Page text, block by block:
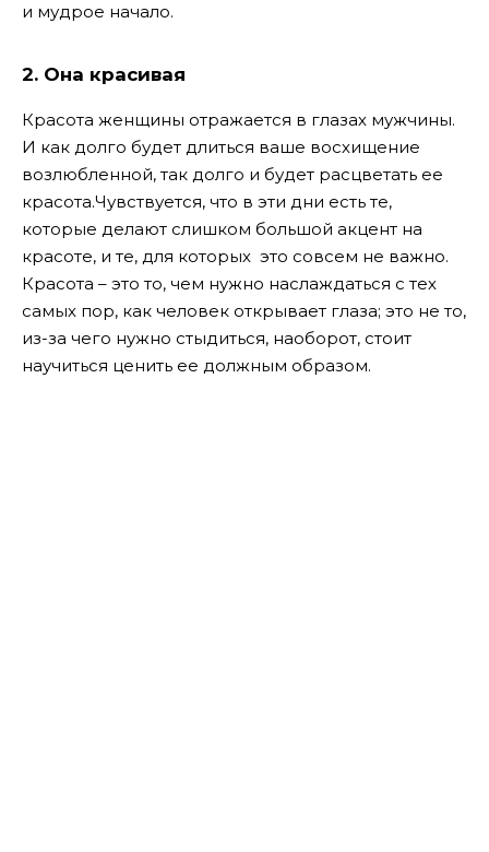
и мудрое начало.
2. Она красивая
Красота женщины отражается в глазах мужчины.
И как долго будет длиться ваше восхищение
возлюбленной, так долго и будет расцветать ее
красота.Чувствуется, что в эти дни есть те,
которые делают слишком большой акцент на
красоте, и те, для которых это совсем не важно.
Красота – это то, чем нужно наслаждаться с тех
самых пор, как человек открывает глаза; это не то,
из-за чего нужно стыдиться, наоборот, стоит
научиться ценить ее должным образом.